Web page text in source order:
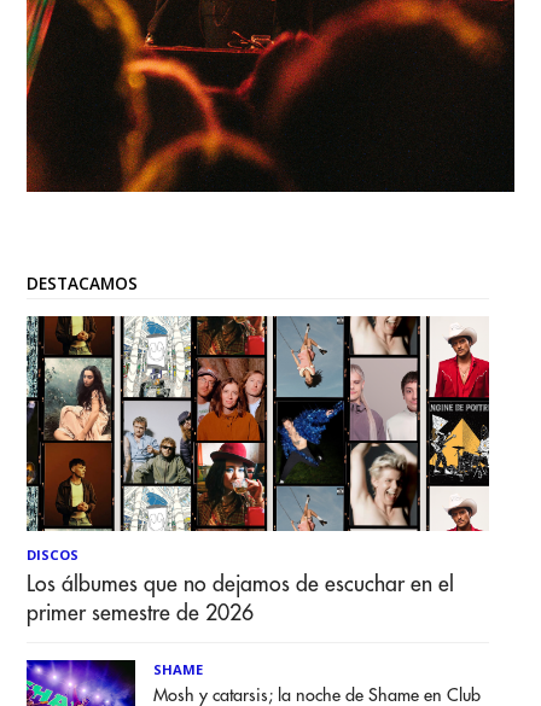
DESTACAMOS
DISCOS
Los álbumes que no dejamos de escuchar en el
primer semestre de 2026
SHAME
Mosh y catarsis; la noche de Shame en Club